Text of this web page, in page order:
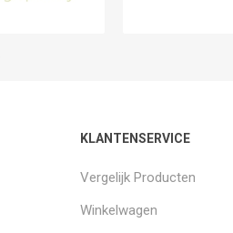
KLANTENSERVICE
Vergelijk Producten
Winkelwagen